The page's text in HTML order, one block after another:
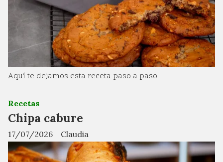
Aquí te dejamos esta receta paso a paso
Chipa cabure
Claudia
Recetas
17/07/2026